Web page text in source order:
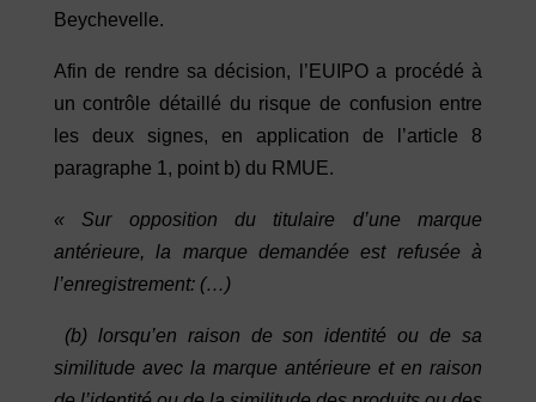
Beychevelle.
Afin de rendre sa décision, l’EUIPO a procédé à
un contrôle détaillé du risque de confusion entre
les deux signes, en application de l’article 8
paragraphe 1, point b) du RMUE.
« Sur opposition du titulaire d’une marque
antérieure, la marque demandée est refusée à
l’enregistrement: (…)
(b) lorsqu’en raison de son identité ou de sa
similitude avec la marque antérieure et en raison